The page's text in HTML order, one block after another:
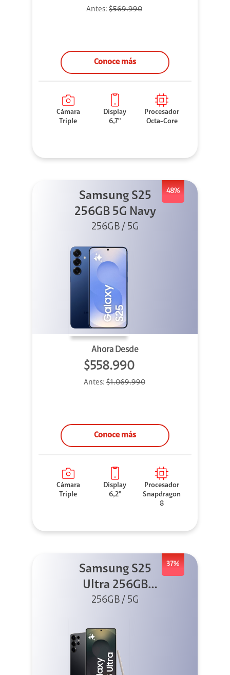
Antes: $569.990
Conoce más
Cámara
Triple
Display
6,7"
Procesador
Octa-Core
48%
Samsung S25
256GB 5G Navy
256GB / 5G
Ahora Desde
$558.990
Antes:$1.069.990
Conoce más
Cámara
Triple
Display
6,2"
Procesador
Snapdragon
8
37%
Samsung S25
Ultra 256GB
Titanium Black
256GB / 5G